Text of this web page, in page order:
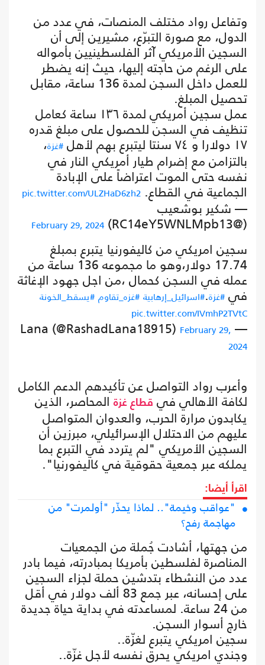
وتفاعل رواد مختلف المنصات، في عدد من
الدول، مع صورة التبرّع، مشيرين إلى أن
السجين الأمريكي آثر الفلسطينيين بأمواله
على الرغم من حاجته إليها، حيث إنه يضطر
للعمل داخل السجن لمدة 136 ساعة، مقابل
تحصيل المبلغ.
عمل سجين أمريكي لمدة ١٣٦ ساعة كعامل
تنظيف في السجن للحصول على مبلغ قدره
١٧ دولارا و ٧٤ سنتا ليتبرع بهم لأهل #غزة،
بالتزامن مع إضرام طيار أمريكي النار في
نفسه حتى الموت اعتراضاً على الإبادة
الجماعية في القطاع. pic.twitter.com/ULZHaD6zh2
— شكير بوشعيب
(@RC14eY5WNLMpb13)
February 29, 2024
سجين امريكي من كاليفورنيا يتبرع بمبلغ
17.74 دولار،وهو ما مجموعه 136 ساعة من
عمله في السجن كحمال ،من اجل جهود الإغاثة
في #غزة.#اسرائيل_إرهابية #غزه_تقاوم #يسقط_الخونة
pic.twitter.com/IVmhP2TVtC
— Lana (@RashadLana18915)
February 29,
2024
وأعرب رواد التواصل عن تأكيدهم الدعم الكامل
لكافة الأهالي في قطاع غزة المحاصر، الذين
يكابدون مرارة الحرب، والعدوان المتواصل
عليهم من الاحتلال الإسرائيلي، مبرزين أن
السجين الأمريكي "لم يتردد في التبرع بما
يملكه عبر جمعية حقوقية في كاليفورنيا".
اقرأ أيضا:
"عواقب وخيمة".. لماذا يحذّر "أولمرت" من
مهاجمة رفح؟
من جهتها، أشادت جُملة من الجمعيات
المناصرة لفلسطين بأمريكا بمبادرته، فيما بادر
عدد من النشطاء بتدشين حملة لجزاء السجين
على إحسانه، عبر جمع 83 ألف دولار في أقل
من 24 ساعة. لمساعدته في بداية حياة جديدة
خارج أسوار السجن.
سجين امريكي يتبرع لغزّة..
وجندي امريكي يحرق نفسه لأجل غزّة..